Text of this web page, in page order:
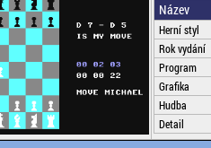
Název
Herní styl
Rok vydání
Program
Grafika
Hudba
Detail